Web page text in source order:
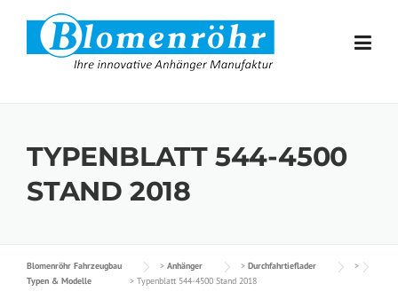
Skip to content
TYPENBLATT 544-4500
STAND 2018
Blomenröhr Fahrzeugbau > Anhänger > Durchfahrtieflader
>
Typen & Modelle
> Typenblatt 544-4500 Stand 2018